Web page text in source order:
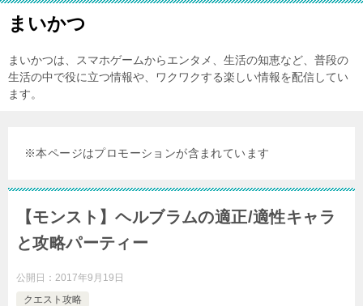
まいかつ
まいかつは、スマホゲームからエンタメ、生活の知恵など、普段の
生活の中で役に立つ情報や、ワクワクする楽しい情報を配信してい
ます。
※本ページはプロモーションが含まれています
【モンスト】ヘルブラムの適正/適性キャラ
と攻略パーティー
公開日： 2017年9月19日
クエスト攻略